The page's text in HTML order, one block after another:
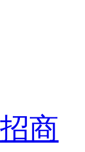
商